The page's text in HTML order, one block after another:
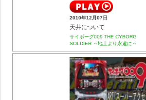
2010年12月07日
天井について
サイボーグ009 THE CYBORG
SOLDIER ～地上より永遠に～